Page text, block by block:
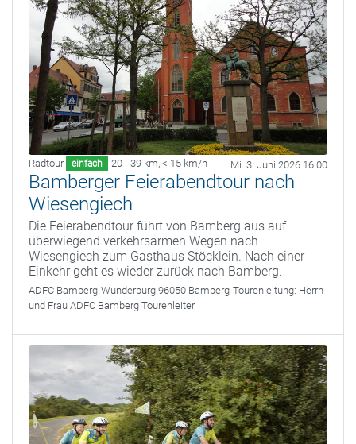
Radtour einfach 20 - 39 km, < 15 km/h Mi. 3. Juni 2026 16:00
Bamberger Feierabendtour nach
Wiesengiech
Die Feierabendtour führt von Bamberg aus auf
überwiegend verkehrsarmen Wegen nach
Wiesengiech zum Gasthaus Stöcklein. Nach einer
Einkehr geht es wieder zurück nach Bamberg.
ADFC Bamberg Wunderburg 96050 Bamberg Tourenleitung: Herrn
und Frau ADFC Bamberg Tourenleiter